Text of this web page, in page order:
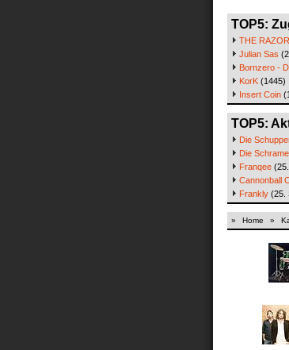
TOP5:
THE
Julian Sas
Bornzero -
KorK (1445)
Insert Coin
TOP5:
Die
Die
Franqee
Cannonball
Frankly (25.
» Home »